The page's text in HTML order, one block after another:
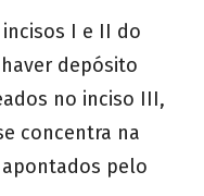
I e II do
depósito
no inciso III,
concentra na
pelo